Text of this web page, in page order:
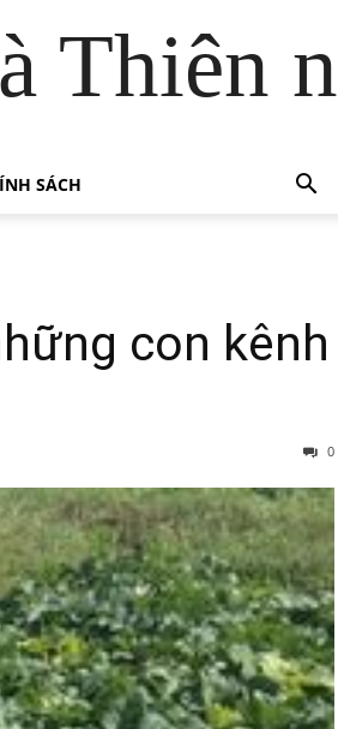
Thiên
SÁCH
con kênh
0